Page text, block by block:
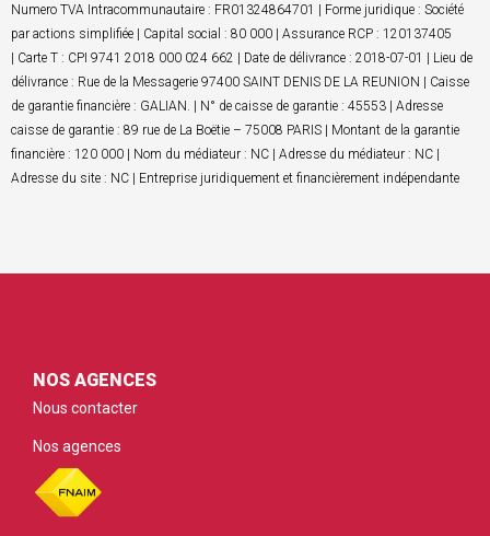
Numero TVA Intracommunautaire : FR01324864701 | Forme juridique : Société
par actions simplifiée | Capital social : 80 000 | Assurance RCP : 120137405
| Carte T : CPI 9741 2018 000 024 662 | Date de délivrance : 2018-07-01 | Lieu de
délivrance : Rue de la Messagerie 97400 SAINT DENIS DE LA REUNION | Caisse
de garantie financière : GALIAN. | N° de caisse de garantie : 45553 | Adresse
caisse de garantie : 89 rue de La Boëtie – 75008 PARIS | Montant de la garantie
financière : 120 000 | Nom du médiateur : NC | Adresse du médiateur : NC |
Adresse du site : NC | Entreprise juridiquement et financièrement indépendante
NOS AGENCES
Nous contacter
Nos agences